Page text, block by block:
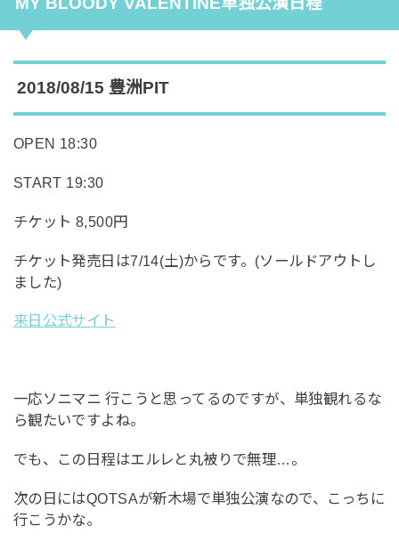
2018/08/15 豊洲PIT
OPEN 18:30
START 19:30
チケット 8,500円
チケット発売日は7/14(土)からです。(ソールドアウトし
ました)
来日公式サイト
一応ソニマニ 行こうと思ってるのですが、単独観れるな
ら観たいですよね。
でも、この日程はエルレと丸被りで無理…。
次の日にはQOTSAが新木場で単独公演なので、こっちに
行こうかな。